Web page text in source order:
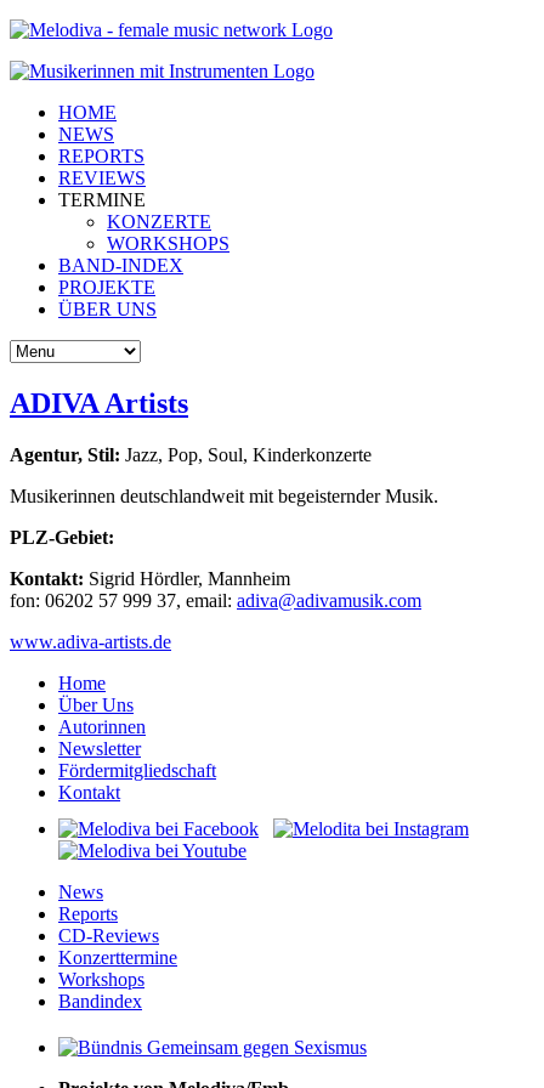
HOME
NEWS
REPORTS
REVIEWS
TERMINE
KONZERTE
WORKSHOPS
BAND-INDEX
PROJEKTE
ÜBER UNS
ADIVA Artists
Agentur, Stil: Jazz, Pop, Soul, Kinderkonzerte
Musikerinnen deutschlandweit mit begeisternder Musik.
PLZ-Gebiet:
Kontakt: Sigrid Hördler, Mannheim
fon: 06202 57 999 37, email:
moc.k
isuma
vida@
avida
www.adiva-artists.de
Home
Über Uns
Autorinnen
Newsletter
Fördermitgliedschaft
Kontakt
News
Reports
CD-Reviews
Konzerttermine
Workshops
Bandindex